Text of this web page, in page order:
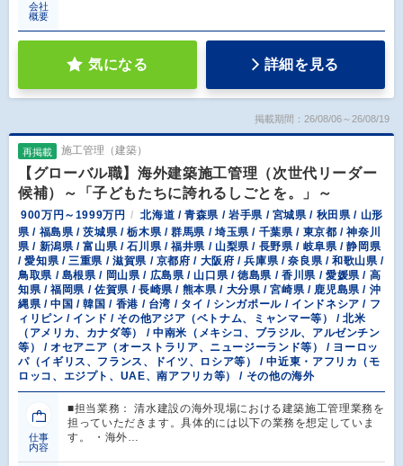
会社
概要
気になる 詳細を見る
掲載期間：26/08/06～26/08/19
再掲載 施工管理（建築）
【グローバル職】海外建築施工管理（次世代リーダー
候補）～「子どもたちに誇れるしごとを。」～
900万円～1999万円
北海道 / 青森県 / 岩手県 / 宮城県 / 秋田県 / 山形
県 / 福島県 / 茨城県 / 栃木県 / 群馬県 / 埼玉県 / 千葉県 / 東京都 / 神奈川
県 / 新潟県 / 富山県 / 石川県 / 福井県 / 山梨県 / 長野県 / 岐阜県 / 静岡県
/ 愛知県 / 三重県 / 滋賀県 / 京都府 / 大阪府 / 兵庫県 / 奈良県 / 和歌山県 /
鳥取県 / 島根県 / 岡山県 / 広島県 / 山口県 / 徳島県 / 香川県 / 愛媛県 / 高
知県 / 福岡県 / 佐賀県 / 長崎県 / 熊本県 / 大分県 / 宮崎県 / 鹿児島県 / 沖
縄県 / 中国 / 韓国 / 香港 / 台湾 / タイ / シンガポール / インドネシア / フ
ィリピン / インド / その他アジア（ベトナム、ミャンマー等） / 北米
（アメリカ、カナダ等） / 中南米（メキシコ、ブラジル、アルゼンチン
等） / オセアニア（オーストラリア、ニュージーランド等） / ヨーロッ
パ（イギリス、フランス、ドイツ、ロシア等） / 中近東・アフリカ（モ
ロッコ、エジプト、UAE、南アフリカ等） / その他の海外
仕事
内容
■担当業務： 清水建設の海外現場における建築施工管理業務を
担っていただきます。具体的には以下の業務を想定していま
す。 ・海外…